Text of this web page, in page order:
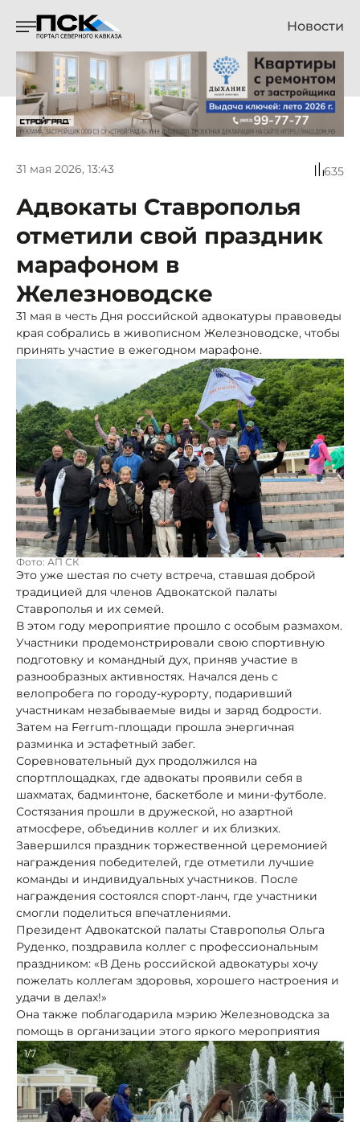
Новости
31 мая 2026, 13:43 635
Адвокаты Ставрополья
отметили свой праздник
марафоном в
Железноводске
31 мая в честь Дня российской адвокатуры правоведы
края собрались в живописном Железноводске, чтобы
принять участие в ежегодном марафоне.
Фото: АП СК
Это уже шестая по счету встреча, ставшая доброй
традицией для членов Адвокатской палаты
Ставрополья и их семей.
В этом году мероприятие прошло с особым размахом.
Участники продемонстрировали свою спортивную
подготовку и командный дух, приняв участие в
разнообразных активностях. Начался день с
велопробега по городу-курорту, подаривший
участникам незабываемые виды и заряд бодрости.
Затем на Ferrum-площади прошла энергичная
разминка и эстафетный забег.
Соревновательный дух продолжился на
спортплощадках, где адвокаты проявили себя в
шахматах, бадминтоне, баскетболе и мини-футболе.
Состязания прошли в дружеской, но азартной
атмосфере, объединив коллег и их близких.
Завершился праздник торжественной церемонией
награждения победителей, где отметили лучшие
команды и индивидуальных участников. После
награждения состоялся спорт-ланч, где участники
смогли поделиться впечатлениями.
Президент Адвокатской палаты Ставрополья Ольга
Руденко, поздравила коллег с профессиональным
праздником: «В День российской адвокатуры хочу
пожелать коллегам здоровья, хорошего настроения и
удачи в делах!»
Она также поблагодарила мэрию Железноводска за
помощь в организации этого яркого мероприятия
1/7